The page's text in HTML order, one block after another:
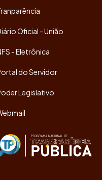
Oficial - União
- Eletrônica
do Servidor
Legislativo